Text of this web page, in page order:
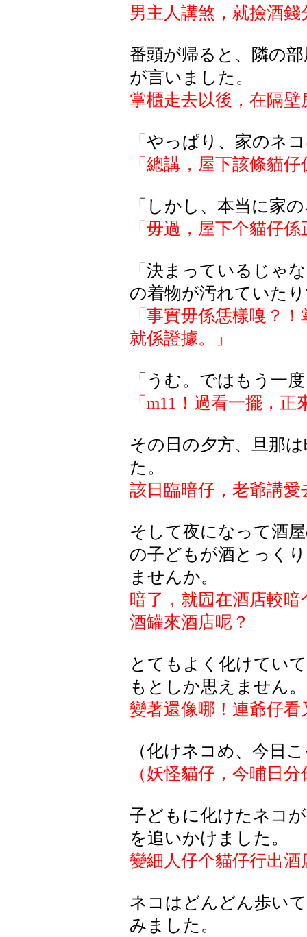
男主人講煞，就撿酒錢
番頭が帰ると、隣の
が言いました。
掌櫃走去以後，在隔
「やっぱり、家のネ
「總講，屋下該條貓
「 しかし 、本当に家
「毋過，屋下个貓仔
「決まっているじゃ
の着物が汚れていた
「事實毋係恁樣嘎？
就係證據。」
「うむ。ではもう一
「 m11 ！過看一擺，正
その日の夕方、旦那
た。
該日臨暗仔，老爺講
そして夜になって酒
の子どもが酒とっく
ませんか。
暗了，就囥在酒店較
酒罐來酒店呢？
とてもよく化けてい
もとしか思えません。
變著還像哪！連爺仔
（化けネコめ、今日
（妖怪貓仔，今晡日
子どもに化けたネコ
を追いかけました。
變細人仔个貓仔行出
ネコはどんどん歩い
みました。